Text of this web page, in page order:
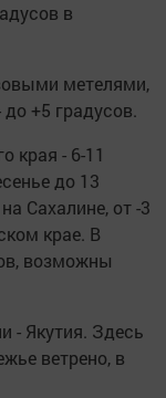
в
метелями,
+5 градусов.
края - 6-11
до 13
Сахалине, от -3
крае. В
возможны
- Якутия. Здесь
ветрено, в